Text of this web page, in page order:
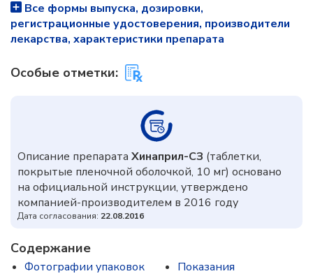
Все формы выпуска, дозировки,
регистрационные удостоверения, производители
лекарства, характеристики препарата
Особые отметки:
Описание препарата Хинаприл-СЗ (таблетки,
покрытые пленочной оболочкой, 10 мг) основано
на официальной инструкции, утверждено
компанией-производителем в 2016 году
Дата согласования: 22.08.2016
Содержание
Фотографии упаковок
Показания